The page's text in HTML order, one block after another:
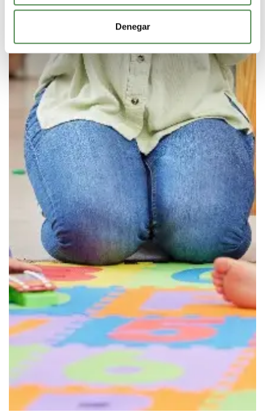
Denegar